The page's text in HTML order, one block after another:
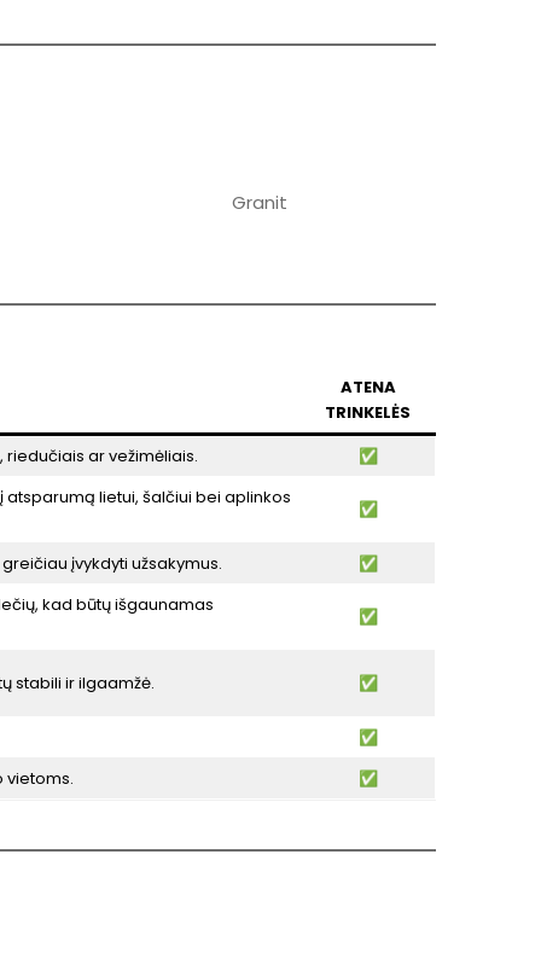
Granit
ATENA
TRINKELĖS
riedučiais ar vežimėliais. ✅
lietui, šalčiui bei aplinkos
✅
įvykdyti užsakymus.
✅
kad būtų išgaunamas
✅
stabili ir ilgaamžė. ✅
✅
vietoms. ✅